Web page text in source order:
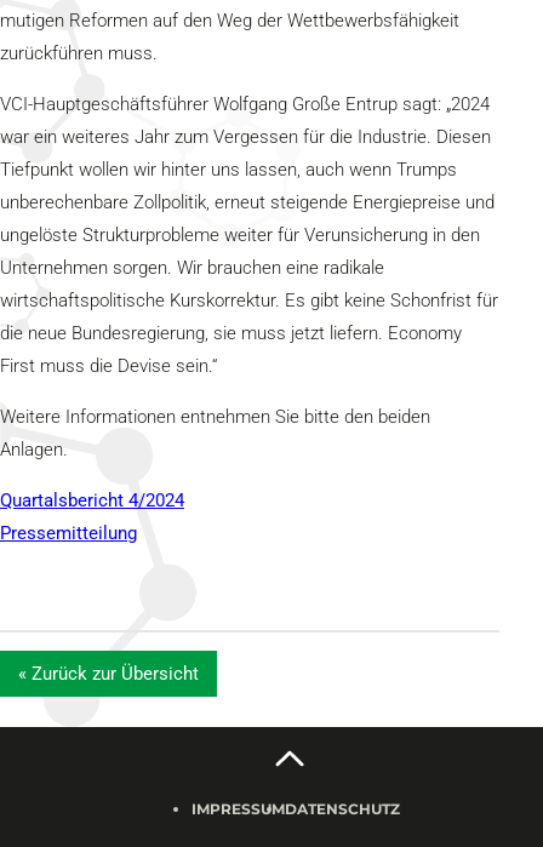
mutigen Reformen auf den Weg der Wettbewerbsfähigkeit
zurückführen muss.
VCI-Hauptgeschäftsführer Wolfgang Große Entrup sagt: „2024
war ein weiteres Jahr zum Vergessen für die Industrie. Diesen
Tiefpunkt wollen wir hinter uns lassen, auch wenn Trumps
unberechenbare Zollpolitik, erneut steigende Energiepreise und
ungelöste Strukturprobleme weiter für Verunsicherung in den
Unternehmen sorgen. Wir brauchen eine radikale
wirtschaftspolitische Kurskorrektur. Es gibt keine Schonfrist für
die neue Bundesregierung, sie muss jetzt liefern. Economy
First muss die Devise sein.“
Weitere Informationen entnehmen Sie bitte den beiden
Anlagen.
Quartalsbericht 4/2024
Pressemitteilung
« Zurück zur Übersicht
IMPRESSUMDATENSCHUTZ